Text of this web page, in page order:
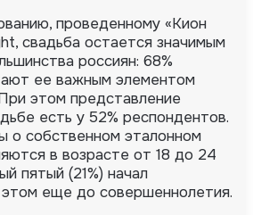
проведенному «Кион
свадьба остается значимым
россиян: 68%
ее важным элементом
этом представление
есть у 52% респондентов.
о собственном эталонном
в возрасте от 18 до 24
пятый (21%) начал
еще до совершеннолетия.